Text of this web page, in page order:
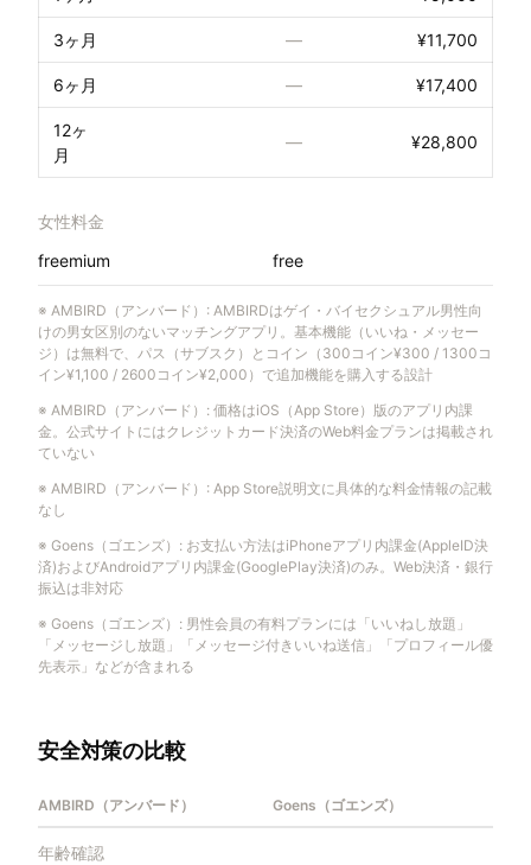
3ヶ月 — ¥11,700
6ヶ月 — ¥17,400
12ヶ
月
— ¥28,800
女性料金
freemium
free
※ AMBIRD（アンバード） : AMBIRDはゲイ・バイセクシュアル男性向
けの男女区別のないマッチングアプリ。基本機能（いいね・メッセー
ジ）は無料で、パス（サブスク）とコイン（300コイン¥300 / 1300コ
イン¥1,100 / 2600コイン¥2,000）で追加機能を購入する設計
※ AMBIRD（アンバード） : 価格はiOS（App Store）版のアプリ内課
金。公式サイトにはクレジットカード決済のWeb料金プランは掲載され
ていない
※ AMBIRD（アンバード） : App Store説明文に具体的な料金情報の記載
なし
※ Goens（ゴエンズ） : お支払い方法はiPhoneアプリ内課金(AppleID決
済)およびAndroidアプリ内課金(GooglePlay決済)のみ。Web決済・銀行
振込は非対応
※ Goens（ゴエンズ） : 男性会員の有料プランには「いいねし放題」
「メッセージし放題」「メッセージ付きいいね送信」「プロフィール優
先表示」などが含まれる
安全対策の比較
AMBIRD（アンバード） Goens（ゴエンズ）
年齢確認